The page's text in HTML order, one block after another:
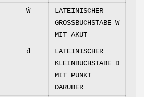
Ẃ
LATEINISCHER
GROSSBUCHSTABE W
MIT AKUT
ḋ
LATEINISCHER
KLEINBUCHSTABE D
MIT PUNKT
DARÜBER